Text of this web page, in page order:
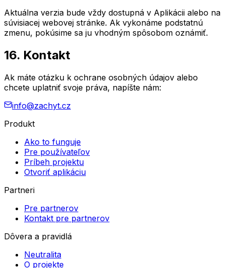
Aktuálna verzia bude vždy dostupná v Aplikácii alebo na
súvisiacej webovej stránke. Ak vykonáme podstatnú
zmenu, pokúsime sa ju vhodným spôsobom oznámiť.
16. Kontakt
Ak máte otázku k ochrane osobných údajov alebo
chcete uplatniť svoje práva, napíšte nám:
info@zachyt.cz
Produkt
Ako to funguje
Pre používateľov
Príbeh projektu
Otvoriť aplikáciu
Partneri
Pre partnerov
Kontakt pre partnerov
Dôvera a pravidlá
Neutralita
O projekte